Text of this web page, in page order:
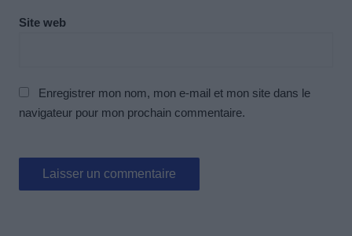
Site web
Enregistrer mon nom, mon e-mail et mon site dans le
navigateur pour mon prochain commentaire.